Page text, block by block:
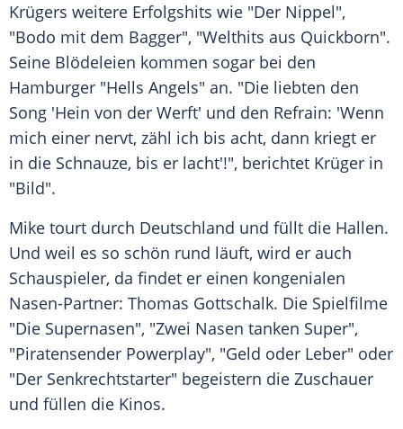
Krügers weitere Erfolgshits wie "Der Nippel",
"Bodo mit dem Bagger", "Welthits aus Quickborn".
Seine Blödeleien kommen sogar bei den
Hamburger "Hells Angels" an. "Die liebten den
Song 'Hein von der Werft' und den Refrain: 'Wenn
mich einer nervt, zähl ich bis acht, dann kriegt er
in die Schnauze, bis er lacht'!", berichtet Krüger in
"Bild".
Mike tourt durch Deutschland und füllt die Hallen.
Und weil es so schön rund läuft, wird er auch
Schauspieler, da findet er einen kongenialen
Nasen-Partner: Thomas Gottschalk. Die Spielfilme
"Die Supernasen", "Zwei Nasen tanken Super",
"Piratensender Powerplay", "Geld oder Leber" oder
"Der Senkrechtstarter" begeistern die Zuschauer
und füllen die Kinos.